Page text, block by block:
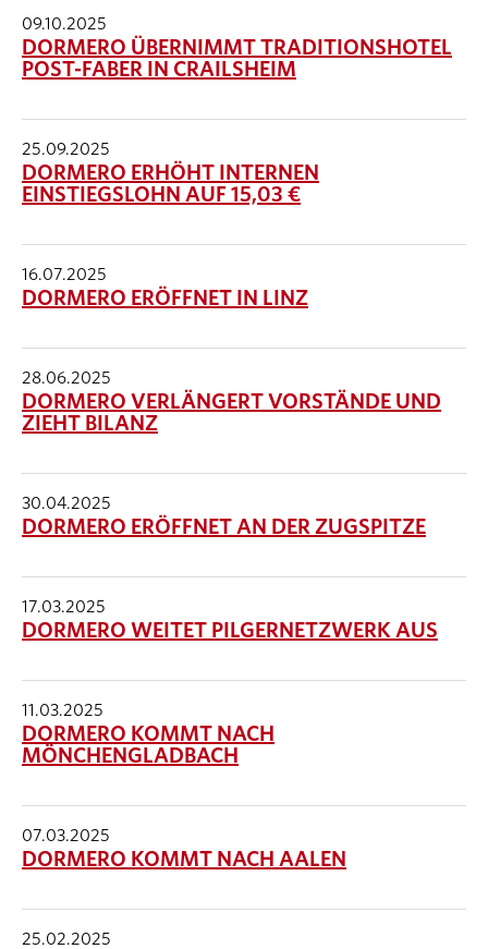
09.10.2025
DORMERO ÜBERNIMMT TRADITIONSHOTEL
POST-FABER IN CRAILSHEIM
25.09.2025
DORMERO ERHÖHT INTERNEN
EINSTIEGSLOHN AUF 15,03 €
16.07.2025
DORMERO ERÖFFNET IN LINZ
28.06.2025
DORMERO VERLÄNGERT VORSTÄNDE UND
ZIEHT BILANZ
30.04.2025
DORMERO ERÖFFNET AN DER ZUGSPITZE
17.03.2025
DORMERO WEITET PILGERNETZWERK AUS
11.03.2025
DORMERO KOMMT NACH
MÖNCHENGLADBACH
07.03.2025
DORMERO KOMMT NACH AALEN
25.02.2025